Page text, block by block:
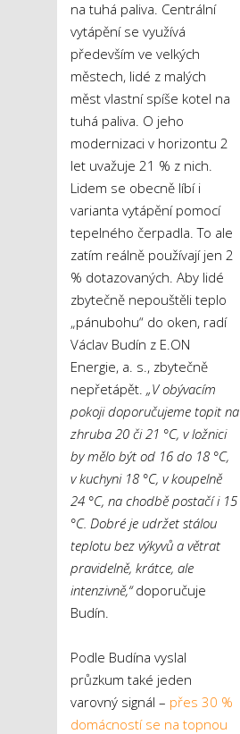
na tuhá paliva. Centrální
vytápění se využívá
především ve velkých
městech, lidé z malých
měst vlastní spíše kotel na
tuhá paliva. O jeho
modernizaci v horizontu 2
let uvažuje 21 % z nich.
Lidem se obecně líbí i
varianta vytápění pomocí
tepelného čerpadla. To ale
zatím reálně používají jen 2
% dotazovaných. Aby lidé
zbytečně nepouštěli teplo
„pánubohu“ do oken, radí
Václav Budín z E.ON
Energie, a. s., zbytečně
nepřetápět. „V obývacím
pokoji doporučujeme topit na
zhruba 20 či 21 °C, v ložnici
by mělo být od 16 do 18 °C,
v kuchyni 18 °C, v koupelně
24 °C, na chodbě postačí i 15
°C. Dobré je udržet stálou
teplotu bez výkyvů a větrat
pravidelně, krátce, ale
intenzivně,“doporučuje
Budín.
Podle Budína vyslal
průzkum také jeden
varovný signál – přes 30 %
domácností se na topnou